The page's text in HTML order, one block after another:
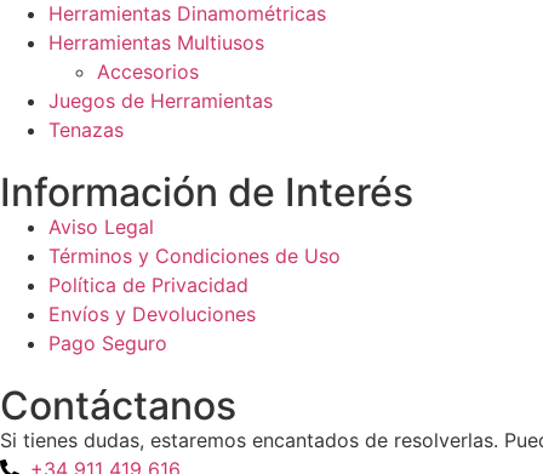
Herramientas Dinamométricas
Herramientas Multiusos
Accesorios
Juegos de Herramientas
Tenazas
Información de Interés
Aviso Legal
Términos y Condiciones de Uso
Política de Privacidad
Envíos y Devoluciones
Pago Seguro
Contáctanos
Si tienes dudas, estaremos encantados de resolverlas.